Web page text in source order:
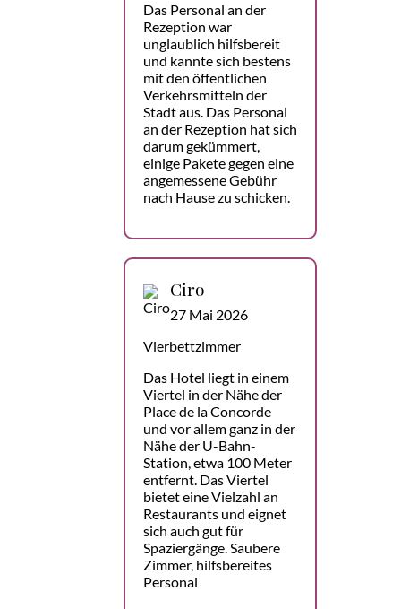
Das Personal an der
Rezeption war
unglaublich hilfsbereit
und kannte sich bestens
mit den öffentlichen
Verkehrsmitteln der
Stadt aus. Das Personal
an der Rezeption hat sich
darum gekümmert,
einige Pakete gegen eine
angemessene Gebühr
nach Hause zu schicken.
Ciro
27 Mai 2026
Vierbettzimmer
Das Hotel liegt in einem
Viertel in der Nähe der
Place de la Concorde
und vor allem ganz in der
Nähe der U-Bahn-
Station, etwa 100 Meter
entfernt. Das Viertel
bietet eine Vielzahl an
Restaurants und eignet
sich auch gut für
Spaziergänge. Saubere
Zimmer, hilfsbereites
Personal